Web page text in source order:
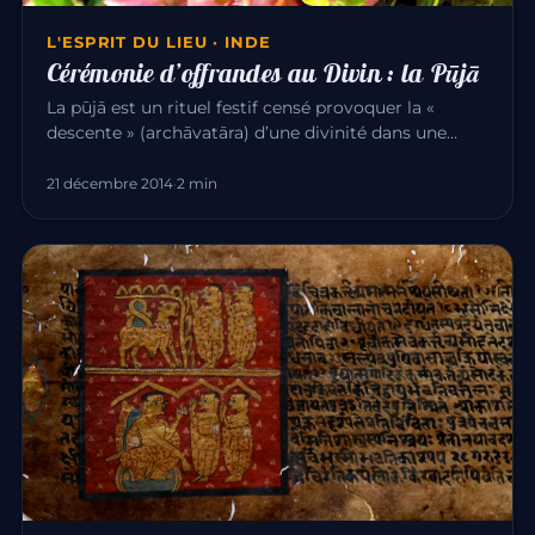
L'ESPRIT DU LIEU · INDE
Cérémonie d’offrandes au Divin : la Pūjā
La pūjā est un rituel festif censé provoquer la «
descente » (archāvatāra) d’une divinité dans une
21 décembre 2014·2 min